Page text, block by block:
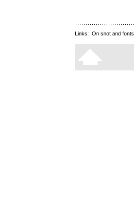
Links: On snot and fonts